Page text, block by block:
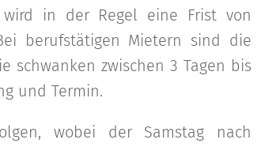
in der Regel eine Frist von
berufstätigen Mietern sind die
schwanken zwischen 3 Tagen bis
und Termin.
wobei der Samstag nach